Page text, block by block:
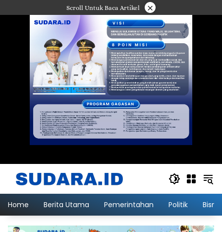
ke
Scroll Untuk Baca Artikel ×
Home Berita Utama Pemerintahan Politik